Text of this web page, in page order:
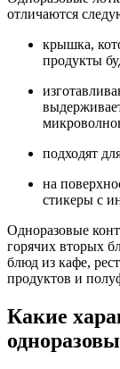
отличаются
крышка,
продукты
подходят
на
стикеры с
Одноразовые
горячих вторых
блюд из кафе,
продуктов и
Какие